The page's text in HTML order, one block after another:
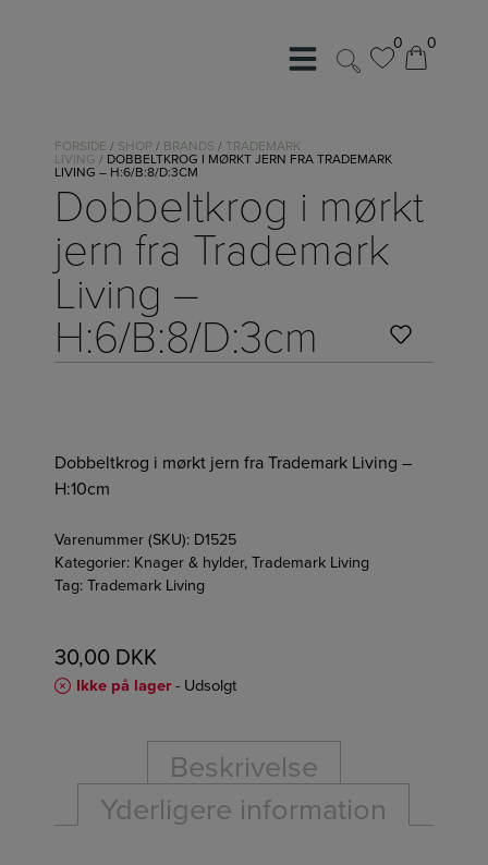
0
0 0
0
FORSIDE / SHOP / BRANDS / TRADEMARK
LIVING / DOBBELTKROG I MØRKT JERN FRA TRADEMARK
LIVING – H:6/B:8/D:3CM
Dobbeltkrog i mørkt
jern fra Trademark
Living –
H:6/B:8/D:3cm
Dobbeltkrog i mørkt jern fra Trademark Living –
H:10cm
Varenummer (SKU): D1525
Kategorier: Knager & hylder,Trademark Living
Tag:Trademark Living
30,00 DKK
Ikke på lager- Udsolgt
Beskrivelse
Yderligere information